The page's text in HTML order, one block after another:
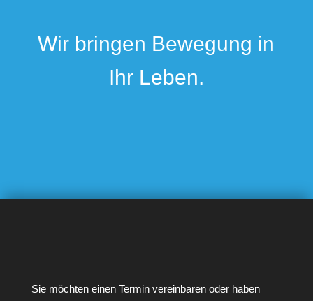
Wir bringen Bewegung in
Ihr Leben.
Sie möchten einen Termin vereinbaren oder haben